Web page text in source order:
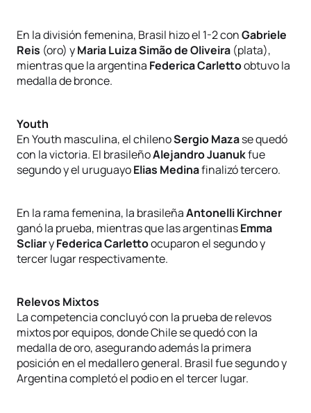
En la división femenina, Brasil hizo el 1-2 conGabriele
Reis (oro) yMaria Luiza Simão de Oliveira (plata),
mientras que la argentina Federica Carlettoobtuvo la
medalla de bronce.
Youth
En Youth masculina, el chilenoSergio Mazase quedó
con la victoria. El brasileñoAlejandro Juanukfue
segundo y el uruguayoElias Medinafinalizó tercero.
En la rama femenina, la brasileñaAntonelli Kirchner
ganó la prueba, mientras que las argentinasEmma
ScliaryFederica Carlettoocuparon el segundo y
tercer lugar respectivamente.
Relevos Mixtos
La competencia concluyó con la prueba de relevos
mixtos por equipos, donde Chile se quedó con la
medalla de oro, asegurando además la primera
posición en el medallero general. Brasil fue segundo y
Argentina completó el podio en el tercer lugar.